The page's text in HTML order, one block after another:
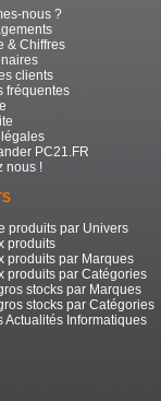
nous ?
& Chiffres
clients
fréquentes
PC21.FR
nous !
produits par Univers
produits
produits par Marques
produits par Catégories
stocks par Marques
stocks par Catégories
Actualités Informatiques